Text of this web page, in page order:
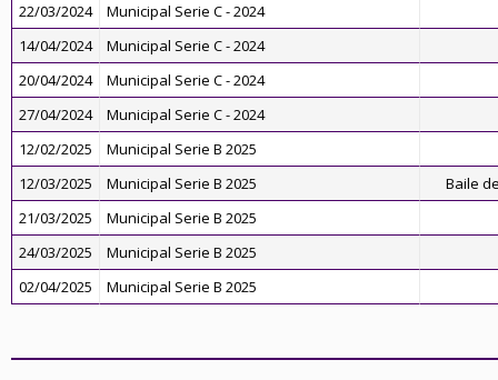
22/03/2024
Municipal Serie C - 2024
14/04/2024
Municipal Serie C - 2024
20/04/2024
Municipal Serie C - 2024
27/04/2024
Municipal Serie C - 2024
12/02/2025
Municipal Serie B 2025
12/03/2025
Municipal Serie B 2025
Baile
21/03/2025
Municipal Serie B 2025
24/03/2025
Municipal Serie B 2025
02/04/2025
Municipal Serie B 2025